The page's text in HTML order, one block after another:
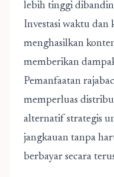
lebih tinggi
Investasi waktu dan
menghasilkan
memberikan
Pemanfaatan
memperluas
alternatif strategis
jangkauan tanpa
berbayar secara